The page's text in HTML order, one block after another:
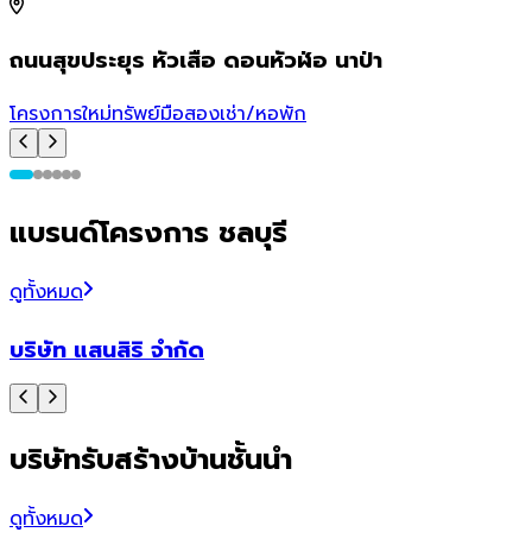
ถนนสุขประยุร หัวเสือ ดอนหัวฬ่อ นาป่า
โครงการใหม่ทรัพย์มือสองเช่า/หอพัก
แบรนด์โครงการ ชลบุรี
ดูทั้งหมด
บริษัท แสนสิริ จำกัด
บริษัทรับสร้างบ้านชั้นนำ
ดูทั้งหมด